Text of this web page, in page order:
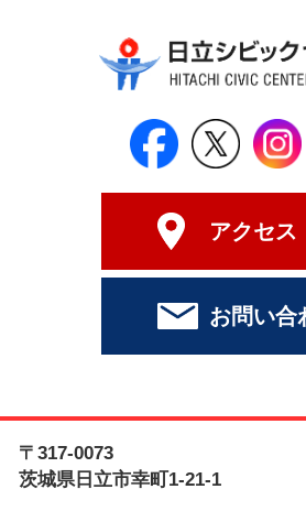
日立シビ
日
アクセス
お問い合
〒317-0073
茨城県日立市幸町1-21-1